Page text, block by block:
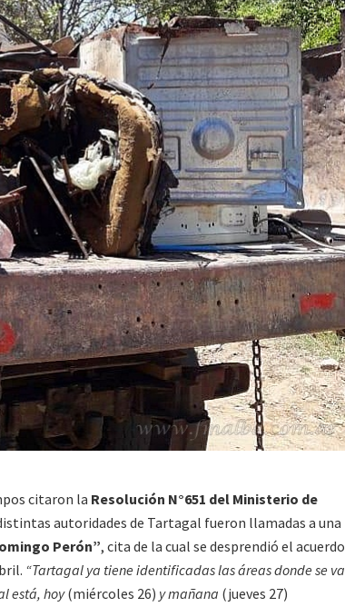
citaron la Resolución N°651 del Ministerio de
autoridades de Tartagal fueron llamadas a una
Perón”, cita de la cual se desprendió el acuerdo
“Tartagal ya tiene identificadas las áreas donde se va
está, hoy(miércoles 26) y mañana (jueves 27)